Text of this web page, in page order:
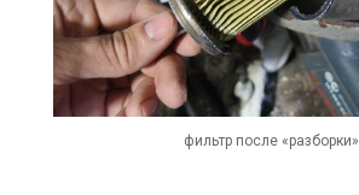
фильтр после «разборки»